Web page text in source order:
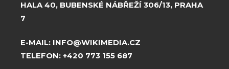
HALA 40, BUBENSKÉ NÁBŘEŽÍ 306/13, PRAHA
7
E-MAIL: INFO@WIKIMEDIA.CZ
TELEFON: +420 773 155 687